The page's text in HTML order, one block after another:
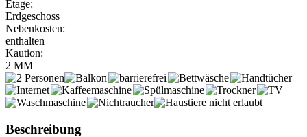
Etage:
Erdgeschoss
Nebenkosten:
enthalten
Kaution:
2 MM
Beschreibung